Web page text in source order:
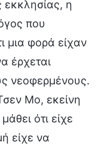
εκκλησίας, η
που
μια φορά είχαν
έρχεται
νεοφερμένους.
Μο, εκείνη
ότι είχε
είχε να